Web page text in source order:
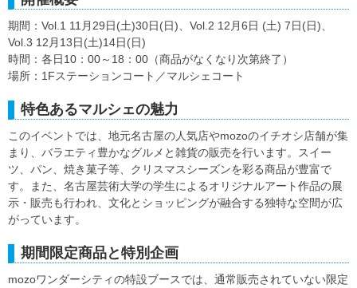
期間：Vol.1 11月29日(土)30日(日)、Vol.2 12月6日 (土) 7日(日)、
Vol.3 12月13日(土)14日(日)
時間：各日10：00～18：00（商品がなくなり次第終了）
場所：1Fステーションコート／マルシェコート
特色あるマルシェの魅力
このイベントでは、地元名古屋の人気店やmozoのイチオシ店舗が集
まり、バラエティ豊かなグルメと雑貨の販売を行います。スイー
ツ、パン、焼き菓子等、クリスマスシーズンを彩る商品が豊富で
す。また、名古屋芸術大学の学生によるオリジナルアート作品の展
示・販売も行われ、文化とショッピングが融合する独特な空間が広
がっています。
期間限定商品と特別企画
mozoワンダーシティの特設ブースでは、通常販売されていない限定